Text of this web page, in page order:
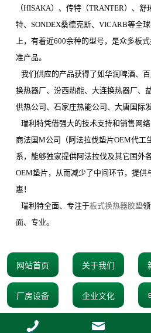
（HISAKA）、传特（TRANTER）、舒
特、SONDEX桑德克斯、VICARB等全
上，有着近600余种的型号，是众多板
准产品。
我们供应的产品获得了如华润啤酒、
换热器厂、汾西热能、大连换热器厂、
供热公司、石家庄热能公司、大唐国际
瑞利特凭借强大的技术支持和销售网
商法国M公司（阿法拉伐垫片OEM代工
系，能够独家提供阿法拉伐及其它国外
OEM垫片，从而减少了中间环节，提供
惠！
瑞利特全面、专注于板式换热器胶垫
面、专业。
网站首页 关于我们
厂房设备 企业文化